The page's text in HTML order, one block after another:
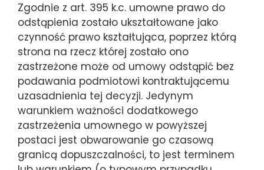
Zgodnie z art. 395 k.c. umowne prawo do
odstąpienia zostało ukształtowane jako
czynność prawo kształtująca, poprzez którą
strona na rzecz której zostało ono
zastrzeżone może od umowy odstąpić bez
podawania podmiotowi kontraktującemu
uzasadnienia tej decyzji. Jedynym
warunkiem ważności dodatkowego
zastrzeżenia umownego w powyższej
postaci jest obwarowanie go czasową
granicą dopuszczalności, to jest terminem